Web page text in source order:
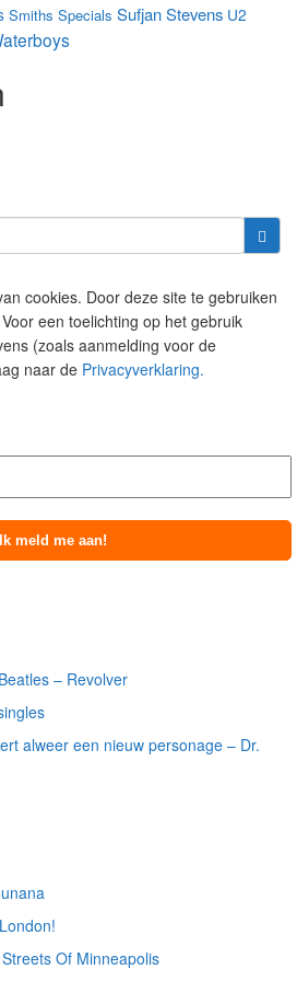
Smiths Specials Sufjan Stevens U2
cookies. Door deze site te gebruiken
een toelichting op het gebruik
(zoals aanmelding voor de
naar de Privacyverklaring.
– Revolver
alweer een nieuw personage – Dr.
Of Minneapolis